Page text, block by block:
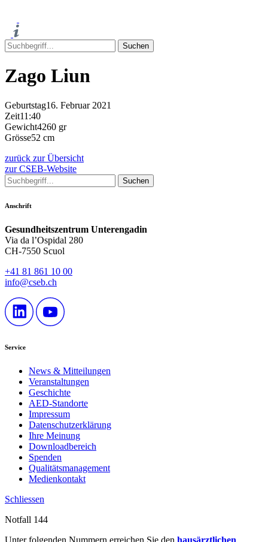
Zago Liun
Geburtstag16. Februar 2021
Zeit11:40
Gewicht4260 gr
Grösse52 cm
zurück zur Übersicht
zur CSEB-Website
Anschrift
Gesundheitszentrum Unterengadin
Via da l’Ospidal 280
CH-7550 Scuol
+41 81 861 10 00
info@cseb.ch
Service
News & Mitteilungen
Veranstaltungen
Geschichte
AED-Standorte
Impressum
Datenschutzerklärung
Ihre Meinung
Downloadbereich
Spenden
Qualitätsmanagement
Medienkontakt
Schliessen
Notfall 144
Unter folgenden Nummern erreichen Sie den hausärztlichen